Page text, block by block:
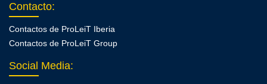
Contacto:
Contactos de ProLeiT Iberia
Contactos de ProLeiT Group
Social Media: